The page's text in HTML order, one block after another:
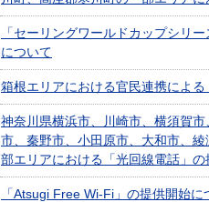
「セーリングワールドカップシリ
について
箱根エリアにおける官民連携によ
神奈川県横浜市、川崎市、横須賀
市、秦野市、小田原市、大和市、
部エリアにおける「光回線電話」
「Atsugi Free Wi-Fi」の提供開始